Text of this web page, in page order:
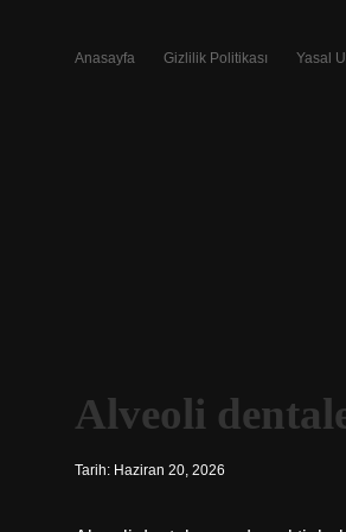
Anasayfa Gizlilik Politikası Yasal
Alveoli
Tarih: Haziran 20, 2026